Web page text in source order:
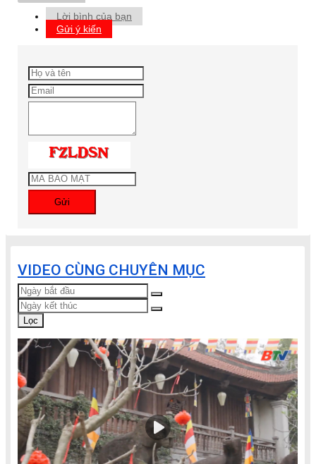
Lời bình của bạn
Gửi ý kiến
Gửi
VIDEO CÙNG CHUYÊN MỤC
Lọc